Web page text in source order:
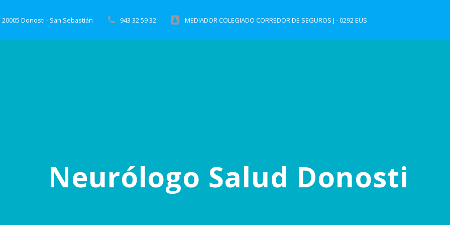
20005 Donosti - San Sebastián 943 32 59 32 MEDIADOR COLEGIADO CORREDOR DE SEGUROS J - 0292 EUS
Neurólogo Salud Donosti